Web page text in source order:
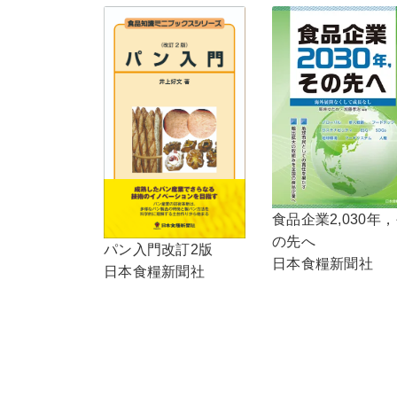
パン入門改訂2版
日本食糧新聞社
食品企業2,030年
の先へ
日本食糧新聞社